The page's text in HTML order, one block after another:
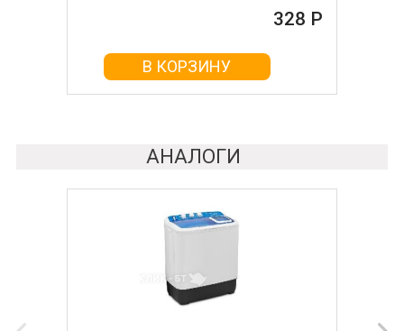
328 Р
В КОРЗИНУ
161 Р
В КОРЗИНУ
АНАЛОГИ